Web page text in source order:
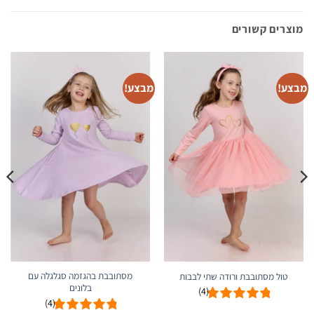
Rating: 5/5
השמלות הגיעו. מיועדות לחול. המשלוח הקודם שימח את נכדתי. מקוה
Jun 02 2026 07:17:01 GMT+0000 (Coordinated Universal Time)
מוצרים קשורים
מבצע!
טול מסתובבת ורודה שתי לבבות
(4)
מבצע!
מסתובבת בהגזמה סגלגלה עם
בלונים
(4)